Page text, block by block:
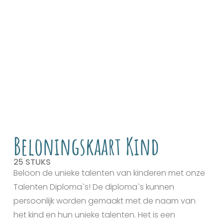
Beloningskaart Kind
25 STUKS
Beloon de unieke talenten van kinderen met onze
Talenten Diploma`s! De diploma`s kunnen
persoonlijk worden gemaakt met de naam van
het kind en hun unieke talenten. Het is een